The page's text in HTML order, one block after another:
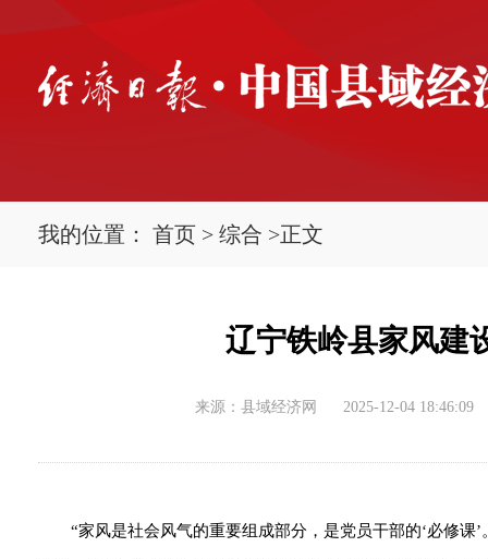
我的位置： 首页 > 综合 >正文
辽宁铁岭县家风建
来源：县域经济网 2025-12-04 18:46:09
“家风是社会风气的重要组成部分，是党员干部的‘必修